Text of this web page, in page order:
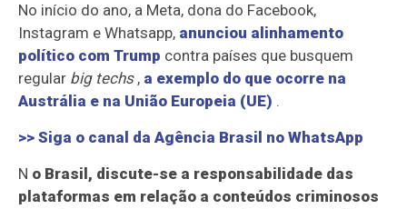
No início do ano, a Meta, dona do Facebook,
Instagram e Whatsapp, anunciou alinhamento
político com Trump contra países que busquem
regular big techs, a exemplo do que ocorre na
Austrália e na União Europeia (UE) .
>> Siga o canal daAgência Brasil no WhatsApp
N o Brasil, discute-se a responsabilidade das
plataformas em relação a conteúdos criminosos